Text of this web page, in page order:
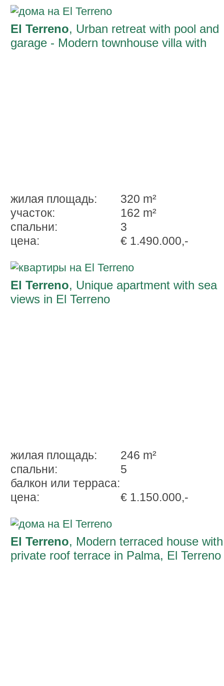
El Terreno, Urban retreat with pool and
garage - Modern townhouse villa with
жилая площадь:
320 m²
участок:
162 m²
спальни:
3
ценa:
€ 1.490.000,-
El Terreno, Unique apartment with sea
views in El Terreno
жилая площадь:
246 m²
спальни:
5
балкон или терраса:
ценa:
€ 1.150.000,-
El Terreno, Modern terraced house with
private roof terrace in Palma, El Terreno